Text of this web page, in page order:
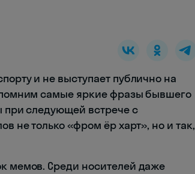
и не выступает публично на
самые яркие фразы бывшего
при следующей встрече с
не только «фром ёр харт», но и так,
мемов. Среди носителей даже